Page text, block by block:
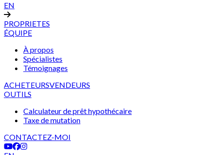
EN
PROPRIETES
ÉQUIPE
À propos
Spécialistes
Témoignages
ACHETEURSVENDEURS
OUTILS
Calculateur de prêt hypothécaire
Taxe de mutation
CONTACTEZ-MOI